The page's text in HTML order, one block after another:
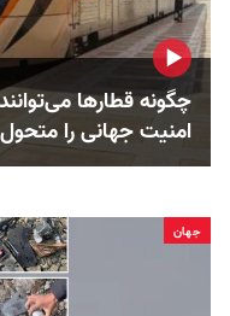
چگونه قطارها
امنیت جهانی را
جهان